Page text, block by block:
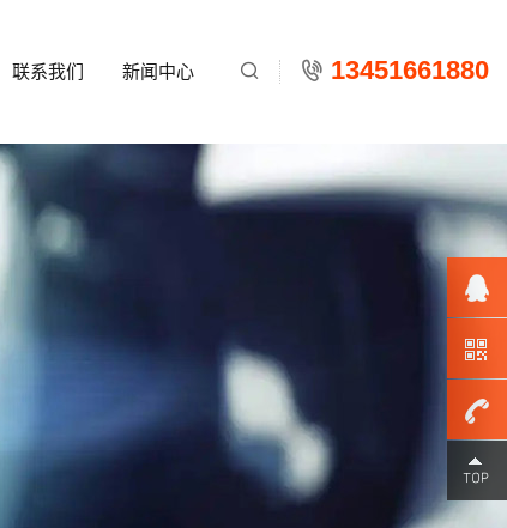
联系我们 新闻中心  13451661880